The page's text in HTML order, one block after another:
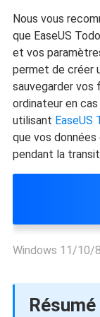
Nous vous
que EaseUS
et vos
permet de créer
sauvegarder
ordinateur en
utilisant EaseUS
que vos
pendant la
Windows 11/
Résumé